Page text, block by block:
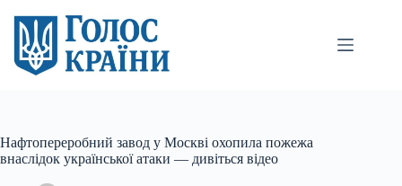
вмісту
Нафтопереробний завод у Москві охопила пожежа
внаслідок української атаки — дивіться відео